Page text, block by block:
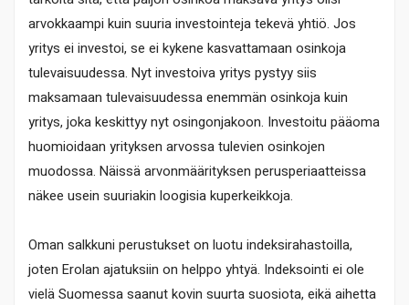
arvokkaampi kuin suuria investointeja tekevä yhtiö. Jos
yritys ei investoi, se ei kykene kasvattamaan osinkoja
tulevaisuudessa. Nyt investoiva yritys pystyy siis
maksamaan tulevaisuudessa enemmän osinkoja kuin
yritys, joka keskittyy nyt osingonjakoon. Investoitu pääoma
huomioidaan yrityksen arvossa tulevien osinkojen
muodossa. Näissä arvonmäärityksen perusperiaatteissa
näkee usein suuriakin loogisia kuperkeikkoja.
Oman salkkuni perustukset on luotu indeksirahastoilla,
joten Erolan ajatuksiin on helppo yhtyä. Indeksointi ei ole
vielä Suomessa saanut kovin suurta suosiota, eikä aihetta